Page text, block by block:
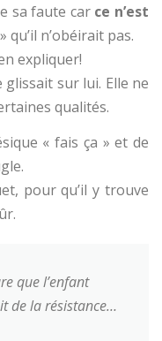
sa faute car ce n’est
qu’il n’obéirait pas.
expliquer!
glissait sur lui. Elle ne
qualités.
« fais ça » et de
pour qu’il y trouve
que l’enfant
de la résistance…